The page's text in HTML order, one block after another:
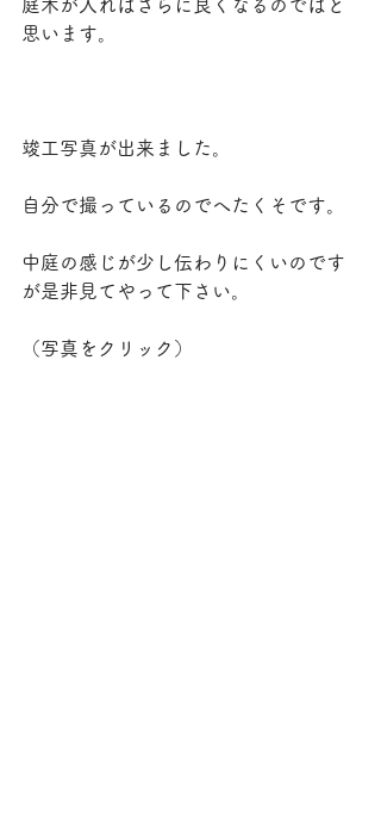
庭木が入ればさらに良くなるのではと
思います。
竣工写真が出来ました。
自分で撮っているのでへたくそです。
中庭の感じが少し伝わりにくいのです
が是非見てやって下さい。
（写真をクリック）